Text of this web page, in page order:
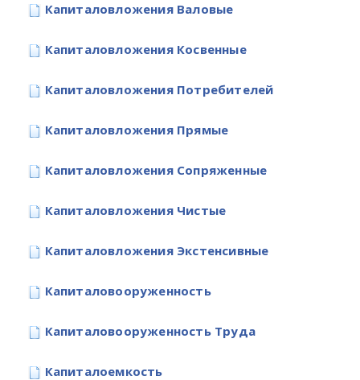
Капиталовложения Валовые
Капиталовложения Косвенные
Капиталовложения Потребителей
Капиталовложения Прямые
Капиталовложения Сопряженные
Капиталовложения Чистые
Капиталовложения Экстенсивные
Капиталовооруженность
Капиталовооруженность Труда
Капиталоемкость